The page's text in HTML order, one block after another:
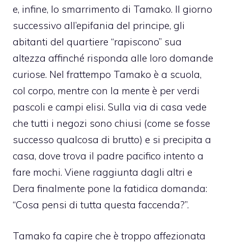
e, infine, lo smarrimento di Tamako. Il giorno
successivo all’epifania del principe, gli
abitanti del quartiere “rapiscono” sua
altezza affinché risponda alle loro domande
curiose. Nel frattempo Tamako è a scuola,
col corpo, mentre con la mente è per verdi
pascoli e campi elisi. Sulla via di casa vede
che tutti i negozi sono chiusi (come se fosse
successo qualcosa di brutto) e si precipita a
casa, dove trova il padre pacifico intento a
fare mochi. Viene raggiunta dagli altri e
Dera finalmente pone la fatidica domanda:
“Cosa pensi di tutta questa faccenda?”.
Tamako fa capire che è troppo affezionata